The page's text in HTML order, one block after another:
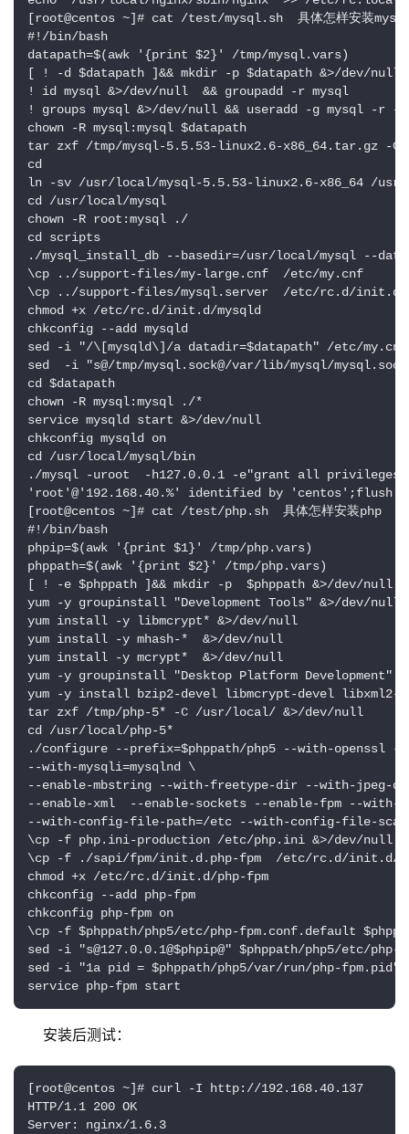
[root@centos ~]# cat /test/mysql.sh  具体怎样安装
#!/bin/bash
datapath=$(awk '{print $2}' /tmp/mysql.vars)
[ ! -d $datapath ]&& mkdir -p $datapath &>/dev/null
! id mysql &>/dev/null  && groupadd -r mysql
! groups mysql &>/dev/null && useradd -g mysql -r
chown -R mysql:mysql $datapath
tar zxf /tmp/mysql-5.5.53-linux2.6-x86_64.tar.gz -
cd
ln -sv /usr/local/mysql-5.5.53-linux2.6-x86_64 /
cd /usr/local/mysql
chown -R root:mysql ./
cd scripts
./mysql_install_db --basedir=/usr/local/mysql --
\cp ../support-files/my-large.cnf  /etc/my.cnf
\cp ../support-files/mysql.server  /etc/rc.d/init.d/
chmod +x /etc/rc.d/init.d/mysqld
chkconfig --add mysqld
sed -i "/\[mysqld\]/a datadir=$datapath" /etc/my.cnf
sed  -i "s@/tmp/mysql.sock@/var/lib/mysql/
cd $datapath
chown -R mysql:mysql ./*
service mysqld start &>/dev/null
chkconfig mysqld on
cd /usr/local/mysql/bin
./mysql -uroot  -h127.0.0.1 -e"grant all privileges
'root'@'192.168.40.%' identified by 'centos';flush
[root@centos ~]# cat /test/php.sh  具体怎样安装php
#!/bin/bash
phpip=$(awk '{print $1}' /tmp/php.vars)
phppath=$(awk '{print $2}' /tmp/php.vars)
[ ! -e $phppath ]&& mkdir -p  $phppath &>/dev/null
yum -y groupinstall "Development Tools" &>/dev/null
yum install -y libmcrypt* &>/dev/null
yum install -y mhash-*  &>/dev/null
yum install -y mcrypt*  &>/dev/null
yum -y groupinstall "Desktop Platform Development"
yum -y install bzip2-devel libmcrypt-devel libxml2-
tar zxf /tmp/php-5* -C /usr/local/ &>/dev/null
cd /usr/local/php-5*
./configure --prefix=$phppath/php5 --with-openssl --
--with-mysqli=mysqlnd \
--enable-mbstring --with-freetype-dir --with-
--enable-xml  --enable-sockets --enable-fpm --with-
--with-config-file-path=/etc --with-config-file-scan-
\cp -f php.ini-production /etc/php.ini &>/dev/null
\cp -f ./sapi/fpm/init.d.php-fpm  /etc/rc.d/init.d/
chmod +x /etc/rc.d/init.d/php-fpm
chkconfig --add php-fpm
chkconfig php-fpm on
\cp -f $phppath/php5/etc/php-fpm.conf.default
sed -i "s@127.0.0.1@$phpip@" $phppath/php5/etc/
sed -i "1a pid = $phppath/php5/var/run/php-fpm.pid"
service php-fpm start
安装后测试：
[root@centos ~]# curl -I http://192.168.40.137
HTTP/1.1 200 OK
Server: nginx/1.6.3